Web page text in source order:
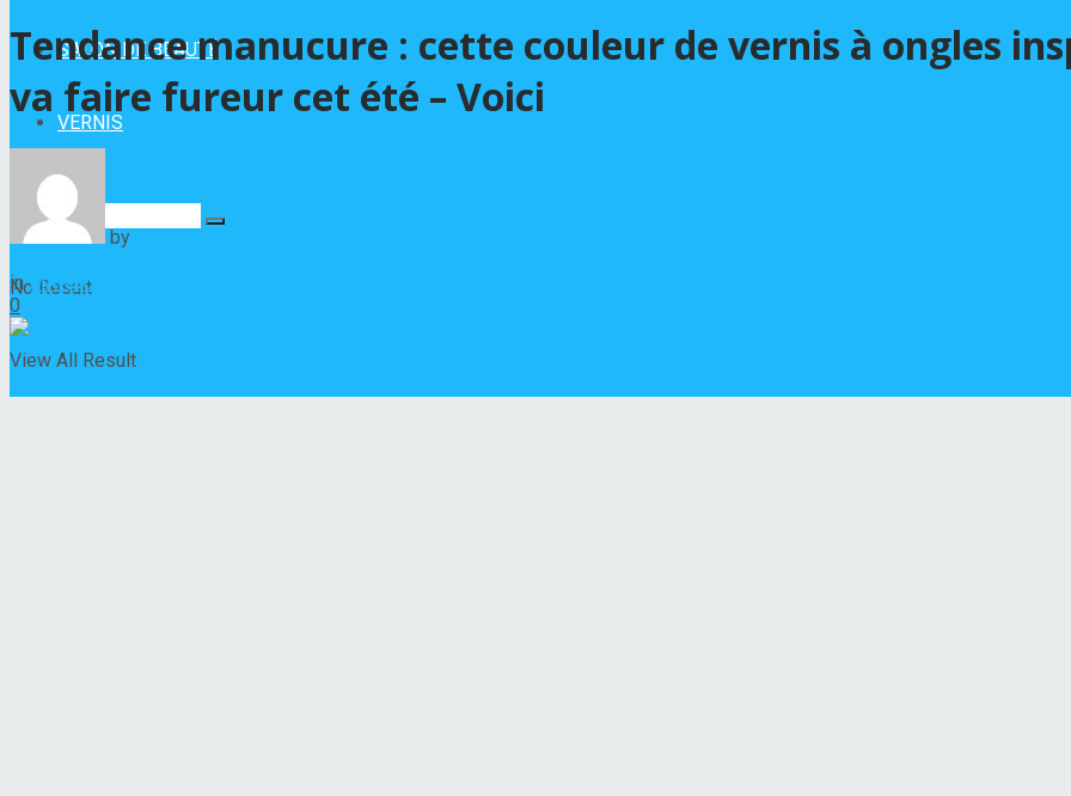
SALON DE BEAUTÉ
VERNIS
No Result
View All Result
Tendance manucure : cette couleur de vernis à ongles
va faire fureur cet été – Voici
by
in MANUCURE
0